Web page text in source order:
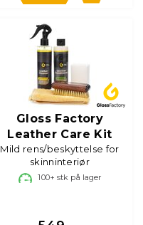
Gloss Factory
Leather Care Kit
Mild rens/beskyttelse for
skinninteriør
100+ stk på lager